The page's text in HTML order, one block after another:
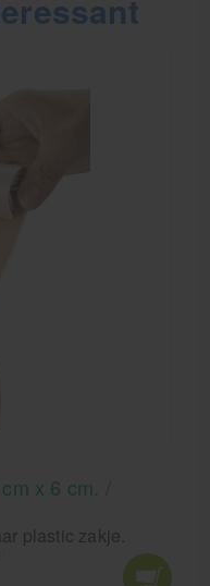
x 6 cm. /
plastic zakje.
wondpleister
niet aan de wond.